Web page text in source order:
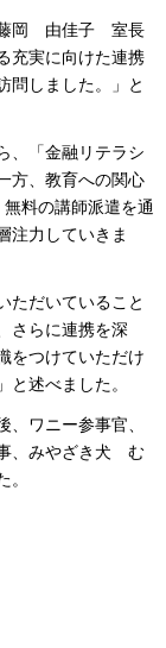
岡 由佳子
室長
充実に向けた連携
問しました。」と
、「金融リテラシ
方、教育への関心
料の講師派遣を通
注力していきま
ただいていること
さらに連携を深
をつけていただけ
述べました。
、ワニー参事官、
、みやざき犬
む